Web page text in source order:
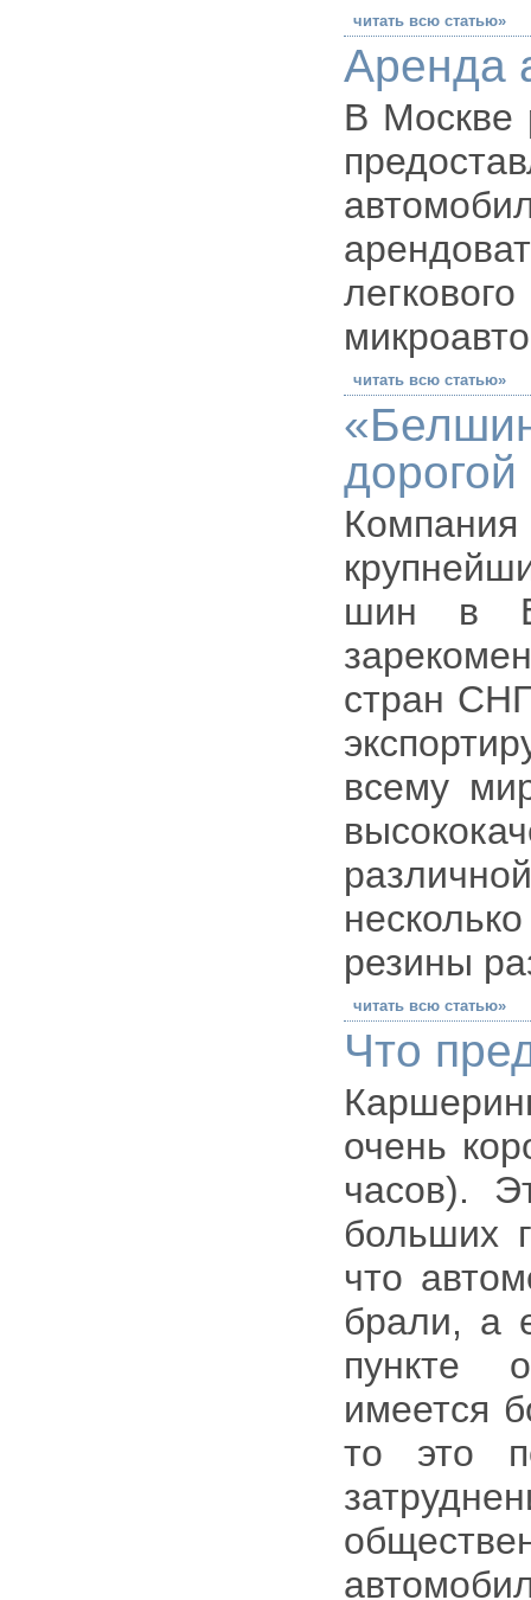
читать всю статью»
Аренда
В Москве
читать всю статью»
дорогой
шин в
стран
всему
резины
читать всю статью»
Что
очень
часов).
больших
что
брали, а
пункте
имеется
то это